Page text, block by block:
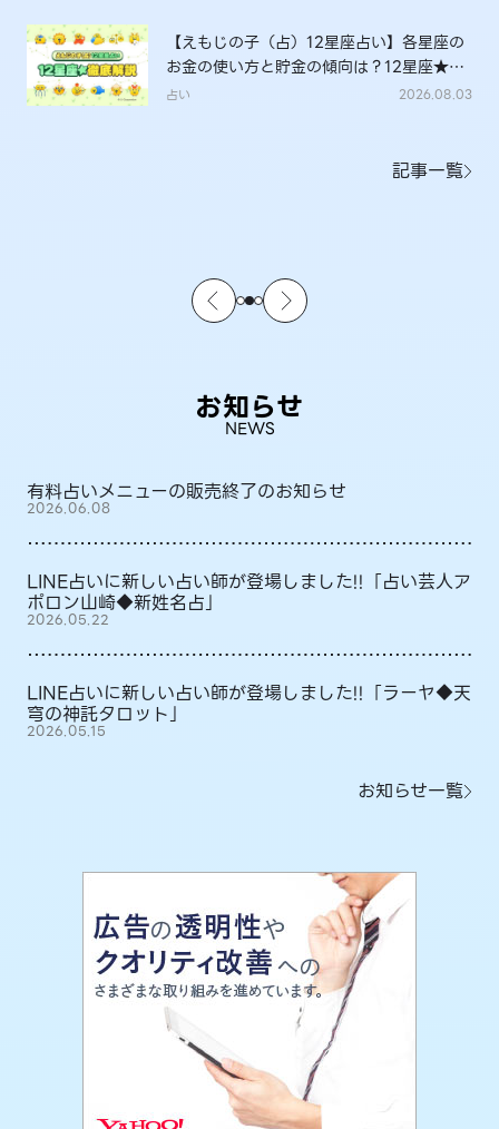
【えもじの子（占）12星座占い】各星座の
お金の使い方と貯金の傾向は？12星座★徹
底解説
占い 2026.08.03
記事一覧
お知らせ
NEWS
有料占いメニューの販売終了のお知らせ
2026.06.08
LINE占いに新しい占い師が登場しました!!「占い芸人ア
ポロン山崎◆新姓名占」
2026.05.22
LINE占いに新しい占い師が登場しました!!「ラーヤ◆天
穹の神託タロット」
2026.05.15
お知らせ一覧